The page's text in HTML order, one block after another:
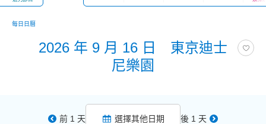
每日日曆
2026 年 9 月 16 日 東京迪士
尼樂園
前 1 天 選擇其他日期 後 1 天